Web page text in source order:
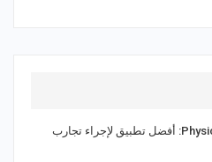
تحميل Physics Lab: أفضل تطبيق لإجراء تجارب